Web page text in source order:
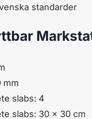
standarder
mm
slabs: 4
slabs: 30 x 30 cm